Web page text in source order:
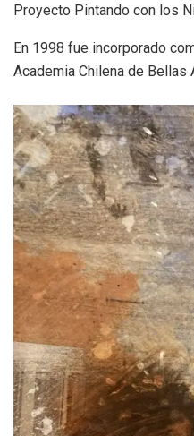
Proyecto Pintando con los
En 1998 fue incorporado
Academia Chilena de